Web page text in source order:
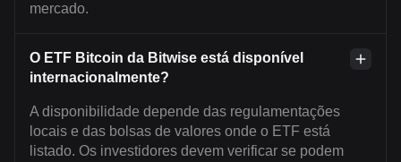
mercado.
O ETF Bitcoin da Bitwise está disponível
internacionalmente?
A disponibilidade depende das regulamentações
locais e das bolsas de valores onde o ETF está
listado. Os investidores devem verificar se podem